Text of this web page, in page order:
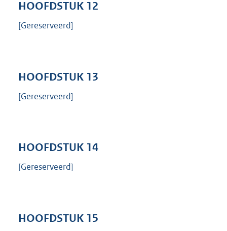
HOOFDSTUK 12
[Gereserveerd]
HOOFDSTUK 13
[Gereserveerd]
HOOFDSTUK 14
[Gereserveerd]
HOOFDSTUK 15